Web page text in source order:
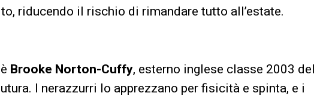
riducendo il rischio di rimandare tutto all’estate.
Brooke Norton-Cuffy, esterno inglese classe 2003 del
I nerazzurri lo apprezzano per fisicità e spinta, e i